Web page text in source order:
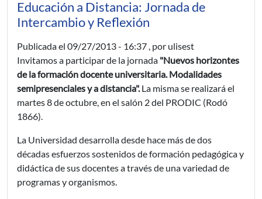
Educación a Distancia: Jornada de
Intercambio y Reflexión
Publicada el 09/27/2013 - 16:37 , por ulisest
Invitamos a participar de la jornada "Nuevos horizontes
de la formación docente universitaria. Modalidades
semipresenciales y a distancia".La misma se realizará el
martes 8 de octubre, en el salón 2 del PRODIC (Rodó
1866).
La Universidad desarrolla desde hace más de dos
décadas esfuerzos sostenidos de formación pedagógica y
didáctica de sus docentes a través de una variedad de
programas y organismos.